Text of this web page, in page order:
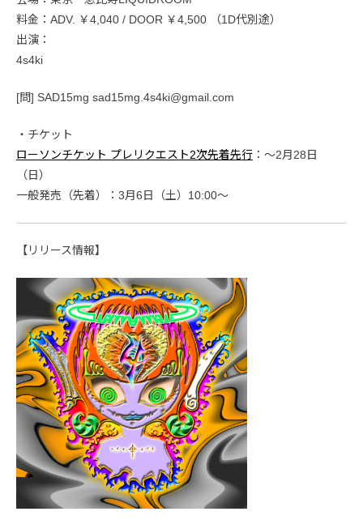
料金：ADV. ￥4,040 / DOOR ￥4,500 （1D代別途）
出演：
4s4ki
[問] SAD15mg sad15mg.4s4ki@gmail.com
・チケット
ローソンチケット プレリクエスト2次先着先行 ：〜2月28日
（日）
一般発売（先着）：3月6日（土）10:00〜
【リリース情報】